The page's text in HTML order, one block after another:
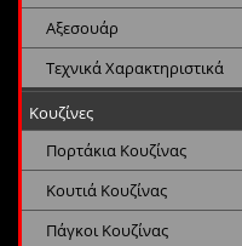
Αξεσουάρ
Τεχνικά Χαρακτηριστικά
Κουζίνες
Πορτάκια Κουζίνας
Κουτιά Κουζίνας
Πάγκοι Κουζίνας